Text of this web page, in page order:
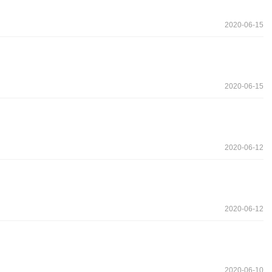
2020-06-15
2020-06-15
2020-06-12
2020-06-12
2020-06-10